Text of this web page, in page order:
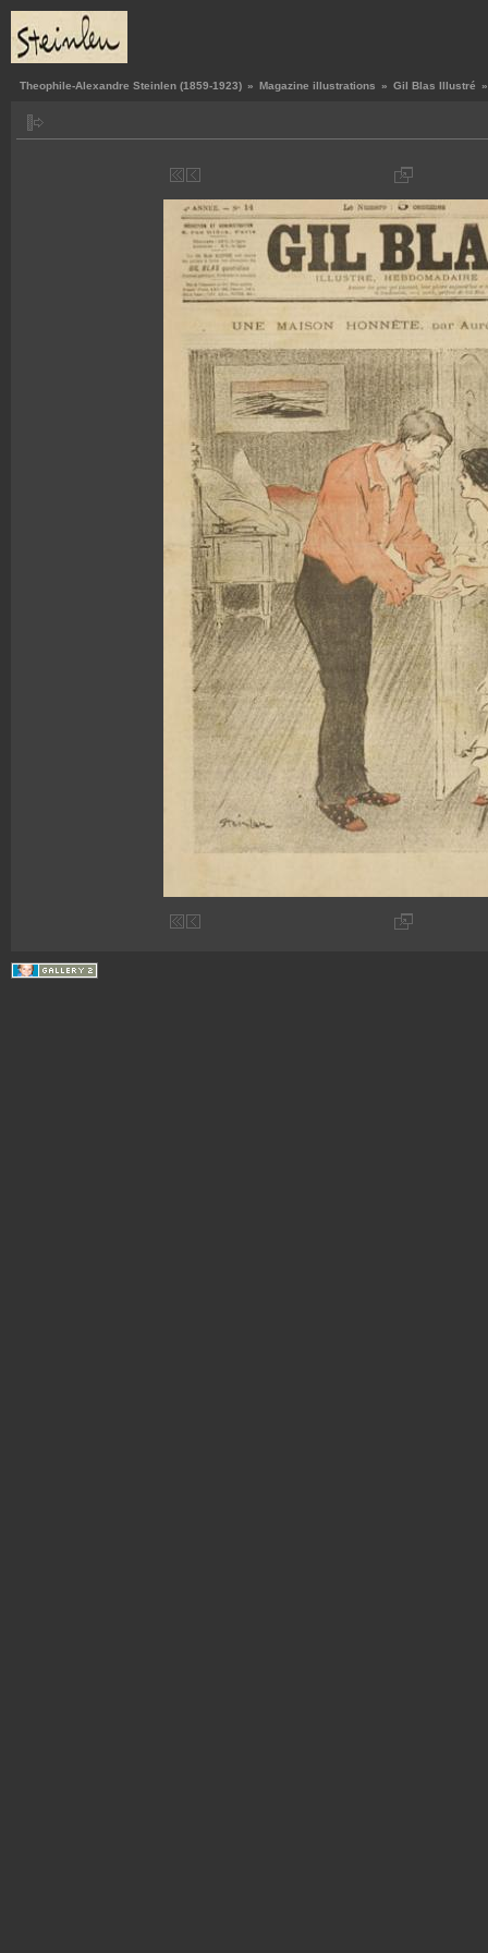
Theophile-Alexandre Steinlen (1859-1923) » Magazine illustrations » Gil Blas Illustré